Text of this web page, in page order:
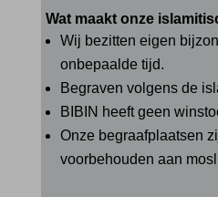
Wat maakt onze
Wij bezitten eigen
onbepaalde tijd.
Begraven volgens de
BIBIN heeft geen
Onze begraafplaatsen
voorbehouden aan